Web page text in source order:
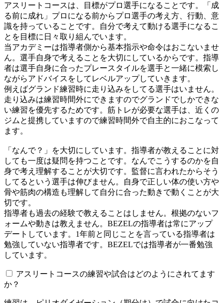
アスリートコースは、目標がプロ選手になることです。「成
る前に成れ」プロになる前からプロ選手の考え方、行動、意
識を持っていることです。自分で考えて動ける選手になるこ
とを目標に日々取り組んでいます。
当アカデミーは指導者側から基本指示や命令はおこないませ
ん。選手自身で考えることを大切にしているからです。指導
者は選手自身に合ったプレースタイルを選手と一緒に模索し
ながらアドバイスをしてレベルアップしていきます。
例えばグランド練習時に走り込みをしてる選手はいません。
走り込みは練習時間外にできますのでグランドでしかできな
い練習を優先するためです。筋トレが必要な選手は、近くの
ジムと提携していますので練習時間外で自主的におこなって
ます。
「なんで？」を大切にしています。指導者が教えることに対
しても一度は疑問を持つことです。なんでこうするのかを自
身で考え理解することが大切です。監督に言われたからそう
してるという選手は伸びません。自身で正しい体の使い方や
骨や筋肉の構造も理解して自分に合った動きで動くことが大
切です。
指導者も過去の経験で教えることはしません。根拠のないフ
ォームや動きは教えません。BEZELの指導者は常にアップ
デートしています。1年前と同じことを言っている指導者は
勉強していない指導者です。BEZELでは指導者が一番勉強
しています。
アスリートコースの練習や試合はどのようにされてます
か？